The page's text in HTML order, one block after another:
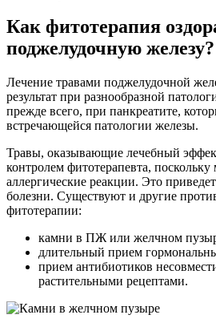
Как фитотерапия
поджелудочную железу?
Лечение травами поджелудочной
результат при разнообразной
прежде всего, при панкреатите,
встречающейся патологии железы.
Травы, оказывающие лечебный
контролем фитотерапевта, поскольку
аллергические реакции. Это
болезни. Существуют и другие
фитотерапии:
камни в ПЖ или желчном
длительный прием
прием антибиотиков
растительными рецептами.